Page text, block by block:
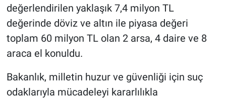
değerlendirilen yaklaşık 7,4 milyon TL
değerinde döviz ve altın ile piyasa değeri
toplam 60 milyon TL olan 2 arsa, 4 daire ve 8
araca el konuldu.
Bakanlık, milletin huzur ve güvenliği için suç
odaklarıyla mücadeleyi kararlılıkla